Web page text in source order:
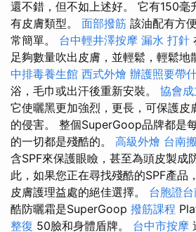
還不錯，但不如上述好。 它有150毫
有皮膚類型。 面部撥筋 該油配有方
常簡單。 台中輕井澤按摩 漏水 打針
足夠數量吹出皮膚，並輕鬆，輕鬆地
中排毒養生館 西式外燴 辦護照要帶
浴，毛巾或出汗後重新安裝。 協會
它使曬黑更加強烈，更長，可保護皮
的侵害。 整個SuperGoop品牌都是
的一切都是殘酷的。 高級外燴 台南
含SPF來保護眼瞼，甚至為頭皮製成
此，如果您正在尋找殘酷的SPF產品
皮膚護理益處的絕佳選擇。 台胞證
酷防曬霜是SuperGoop 撥筋課程
整復 50臉和身體盾牌。 台中市按摩